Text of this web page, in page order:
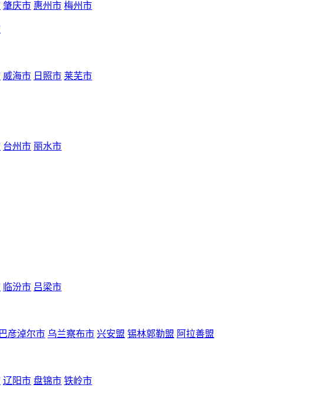
肇庆市 惠州市 梅州市
威海市 日照市 莱芜市
台州市 丽水市
临汾市 吕梁市
巴彦淖尔市 乌兰察布市 兴安盟 锡林郭勒盟 阿拉善盟
辽阳市 盘锦市 铁岭市